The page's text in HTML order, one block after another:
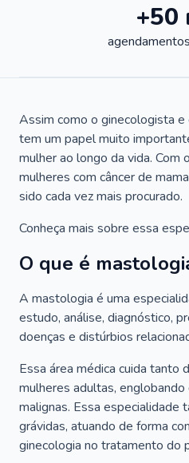
+50
Assim como o ginecologista
tem um papel muito
mulher ao longo da vida. Com
mulheres com câncer de
sido cada vez mais procurado.
Conheça mais sobre essa
O que é
A mastologia é uma
estudo, análise, diagnóstico,
doenças e distúrbios
Essa área médica cuida tanto
mulheres adultas,
malignas. Essa especialidade
grávidas, atuando de forma
ginecologia no tratamento do